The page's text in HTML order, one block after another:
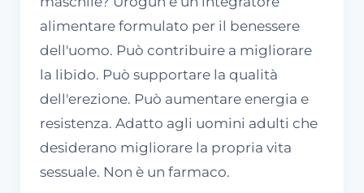
alimentare formulato per il benessere
dell'uomo. Può contribuire a migliorare
la libido. Può supportare la qualità
dell'erezione. Può aumentare energia e
resistenza. Adatto agli uomini adulti che
desiderano migliorare la propria vita
sessuale. Non è un farmaco.